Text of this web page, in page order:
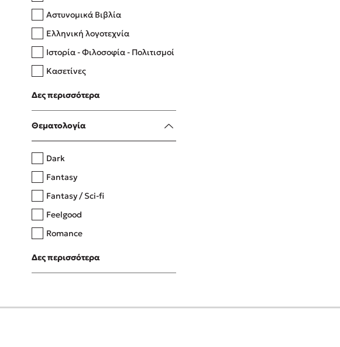
Δανάη Δεληγεώργη
Πάνω, κάτω, μπροστά, πίσω
Η μέθοδος Αφήστε τους
Αστυνομικά Βιβλία
Ελληνική λογοτεχνία
Ιστορία - Φιλοσοφία - Πολιτισμοί
Κασετίνες
Λευκώματα - Έγχρωμοι οδηγοί
Μαγειρική
Δες περισσότερα
Θεματολογία
Dark
Fantasy
Fantasy / Sci-fi
Feelgood
Romance
Upmarket
Young Adult
Δες περισσότερα